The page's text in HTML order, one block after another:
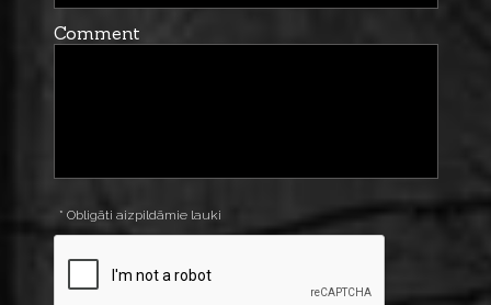
Comment
* Obligāti aizpildāmie lauki